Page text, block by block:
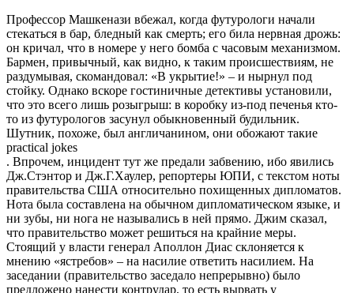
Профессор Машкенази вбежал, когда футурологи начали
стекаться в бар, бледный как смерть; его била нервная дрожь:
он кричал, что в номере у него бомба с часовым механизмом.
Бармен, привычный, как видно, к таким происшествиям, не
раздумывая, скомандовал: «В укрытие!» – и нырнул под
стойку. Однако вскоре гостиничные детективы установили,
что это всего лишь розыгрыш: в коробку из-под печенья кто-
то из футурологов засунул обыкновенный будильник.
Шутник, похоже, был англичанином, они обожают такие
practical jokes
. Впрочем, инцидент тут же предали забвению, ибо явились
Дж.Стэнтор и Дж.Г.Хаулер, репортеры ЮПИ, с текстом ноты
правительства США относительно похищенных дипломатов.
Нота была составлена на обычном дипломатическом языке, и
ни зубы, ни нога не назывались в ней прямо. Джим сказал,
что правительство может решиться на крайние меры.
Стоящий у власти генерал Аполлон Диас склоняется к
мнению «ястребов» – на насилие ответить насилием. На
заседании (правительство заседало непрерывно) было
предложено нанести контрудар, то есть вырвать у